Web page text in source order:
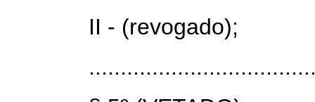
II - (revogado);